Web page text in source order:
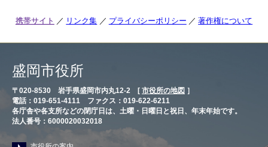
携帯サイト リンク集 プライバシーポリシー 著作権について
盛岡市役所
〒020-8530 岩手県盛岡市内丸12-2 [ 市役所の地図 ］
電話：019-651-4111 ファクス：019-622-6211
各庁舎や各支所などの閉庁日は、土曜・日曜日と祝日、年末年始です。
法人番号：6000020032018